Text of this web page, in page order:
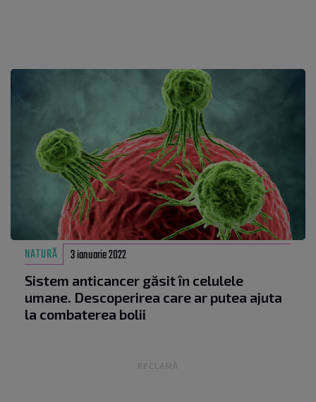
NATURĂ 3 ianuarie 2022
Sistem anticancer găsit în celulele
umane. Descoperirea care ar putea ajuta
la combaterea bolii
RECLAMĂ